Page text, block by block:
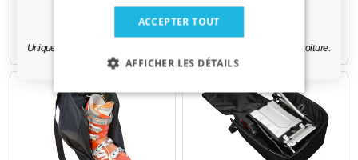
€ 14,95
Disponible sur stock
€ 7,95
Disponible sur stock
ACCEPTER TOUT
AFFICHER LES DÉTAILS
Uniquement des mises à jour et des offres pertinentes pour votre voiture.